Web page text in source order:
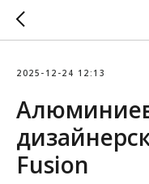
2025-12-24 12:13
Fusion